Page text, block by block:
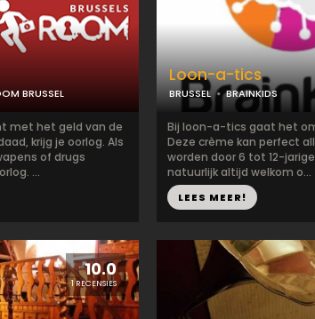
BRUSSEL
met het geld van de
krijg je oorlog. Als
of drugs
...
Loon-a-tics
BRUSSEL BRAINKIDS
Bij loon-a-tics gaat het
Deze crème kan perfect
worden door 6 tot 12-
natuurlijk altijd welkom o...
LEES MEER!
10.0
1 RECENSIES